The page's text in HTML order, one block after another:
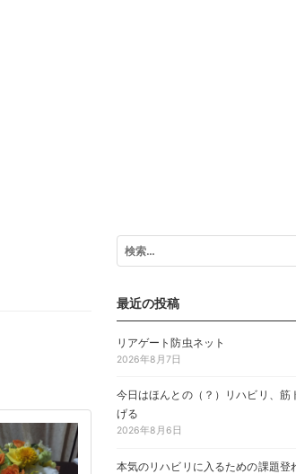
索:
最近の投稿
リアゲート防虫ネット
2026年8月7日
今日はほんとの（？）リハビリ、筋
げる
2026年8月6日
本気のリハビリに入るための課題登